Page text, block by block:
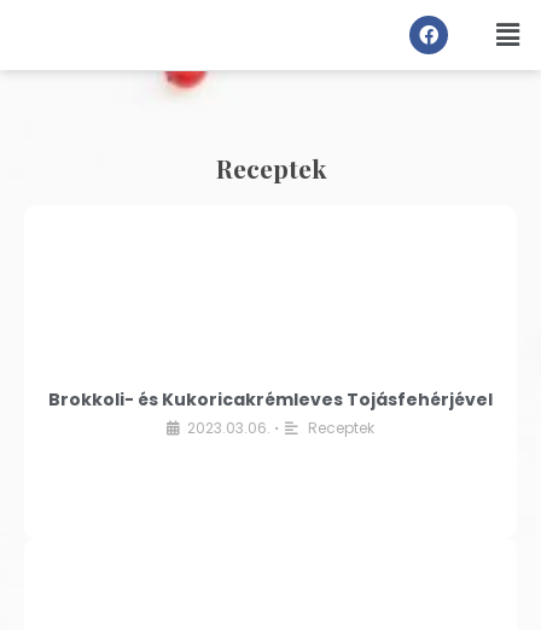
Receptek
Brokkoli- és Kukoricakrémleves Tojásfehérjével
2023.03.06. • Receptek